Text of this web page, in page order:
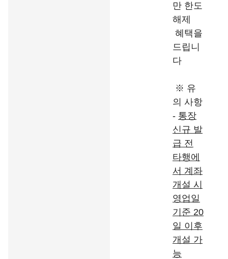
만 한도
해제
혜택을
드립니
다
※ 유
의 사항
- 통장
신규 발
급 전
타행에
서 계좌
개설 시
영업일
기준 20
일 이후
개설 가
능